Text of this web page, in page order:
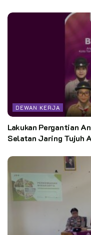
DEWAN KERJA
Lakukan Pergantian
Selatan Jaring Tujuh